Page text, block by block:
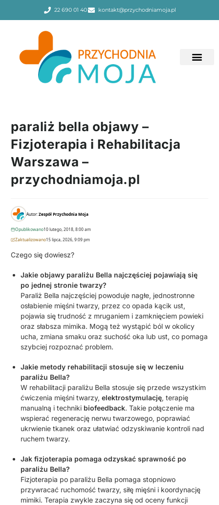
22 690 01 40 kontakt@przychodniamoja.pl
paraliż bella objawy –
Fizjoterapia i Rehabilitacja
Warszawa –
przychodniamoja.pl
Autor:Zespół Przychodnia Moja
Opublikowano10 lutego, 2018, 8:00 am
Zaktualizowano15 lipca, 2026, 9:09 pm
Czego się dowiesz?
Jakie objawy paraliżu Bella najczęściej pojawiają się
po jednej stronie twarzy?
Paraliż Bella najczęściej powoduje nagłe, jednostronne
osłabienie mięśni twarzy, przez co opada kącik ust,
pojawia się trudność z mruganiem i zamknięciem powieki
oraz słabsza mimika. Mogą też wystąpić ból w okolicy
ucha, zmiana smaku oraz suchość oka lub ust, co pomaga
szybciej rozpoznać problem.
Jakie metody rehabilitacji stosuje się w leczeniu
paraliżu Bella?
W rehabilitacji paraliżu Bella stosuje się przede wszystkim
ćwiczenia mięśni twarzy,elektrostymulację, terapię
manualną i techniki biofeedback. Takie połączenie ma
wspierać regenerację nerwu twarzowego, poprawiać
ukrwienie tkanek oraz ułatwiać odzyskiwanie kontroli nad
ruchem twarzy.
Jak fizjoterapia pomaga odzyskać sprawność po
paraliżu Bella?
Fizjoterapia po paraliżu Bella pomaga stopniowo
przywracać ruchomość twarzy, siłę mięśni i koordynację
mimiki. Terapia zwykle zaczyna się od oceny funkcji